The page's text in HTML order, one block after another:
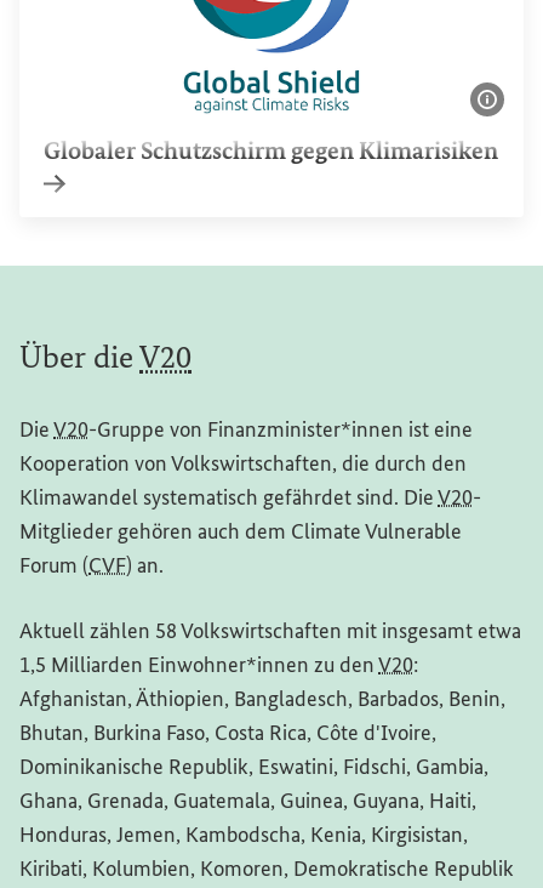
Globaler Schutzschirm gegen Klimarisiken
Über dieV20
DieV20-Gruppe von Finanzminister*innen ist eine
Kooperation von Volkswirtschaften, die durch den
Klimawandel systematisch gefährdet sind. DieV20-
Mitglieder gehören auch dem Climate Vulnerable
Forum (CVF) an.
Aktuell zählen 58 Volkswirtschaften mit insgesamt etwa
1,5 Milliarden Einwohner*innen zu denV20:
Afghanistan, Äthiopien, Bangladesch, Barbados, Benin,
Bhutan, Burkina Faso, Costa Rica, Côte d'Ivoire,
Dominikanische Republik, Eswatini, Fidschi, Gambia,
Ghana, Grenada, Guatemala, Guinea, Guyana, Haiti,
Honduras, Jemen, Kambodscha, Kenia, Kirgisistan,
Kiribati, Kolumbien, Komoren, Demokratische Republik